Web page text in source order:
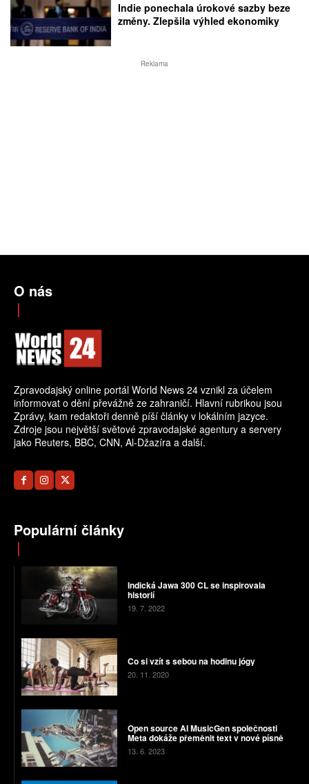
Indie ponechala úrokové sazby beze
změny. Zlepšila výhled ekonomiky
Reklama
O nás
Zpravodajský online portál World News 24 vznikl za účelem
informovat o dění převážně ze zahraničí. Hlavní rubrikou jsou
Zprávy, kam redaktoři denně píší články v lokálním jazyce.
Zdroje jsou největší světové zpravodajské agentury a servery
jako Reuters, BBC, CNN, Al-Džazíra a další.
Populární články
Indická Jawa 300 CL se inspirovala
historií
19. 7. 2022
Co si vzít s sebou na hodinu jógy
20. 11. 2020
Open source AI MusicGen společnosti
Meta dokáže přeměnit text v nové písně
13. 6. 2023